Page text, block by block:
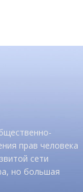
прав человека
сети
но большая